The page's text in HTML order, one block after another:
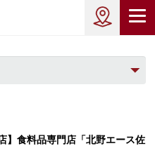
】食料品専門店「北野エース佐